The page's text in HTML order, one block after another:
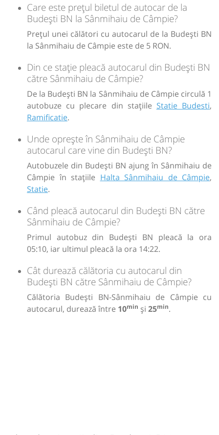
Sursa: Prodcomimpex Fanetrans SRL | Ultima actualizare:03/2026
Care este prețul biletul de autocar de la
Budești BN la Sânmihaiu de Câmpie?
Prețul unei călători cu autocarul de la Budești BN
la Sânmihaiu de Câmpie este de 5 RON.
Din ce stație pleacă autocarul din Budești BN
către Sânmihaiu de Câmpie?
De la Budești BN la Sânmihaiu de Câmpie circulă 1
autobuze cu plecare din stațiile Statie Budesti,
Ramificatie.
Unde oprește în Sânmihaiu de Câmpie
autocarul care vine din Budești BN?
Autobuzele din Budești BN ajung în Sânmihaiu de
Câmpie în stațiile Halta Sânmihaiu de Câmpie,
Statie.
Când pleacă autocarul din Budești BN către
Sânmihaiu de Câmpie?
Primul autobuz din Budești BN pleacă la ora
05:10, iar ultimul pleacă la ora 14:22.
Cât durează călătoria cu autocarul din
Budești BN către Sânmihaiu de Câmpie?
Călătoria Budești BN-Sânmihaiu de Câmpie cu
autocarul, durează între 10min și 25min.